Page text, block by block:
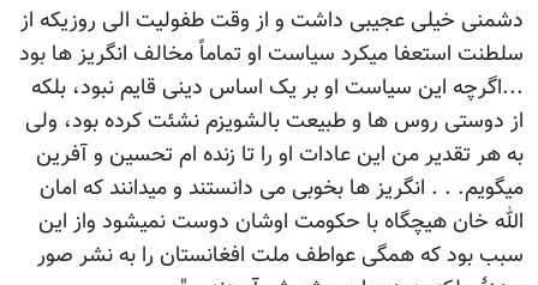
دشمنی خیلی عجیبی داشت و از وقت طفولیت الی روزیکه از
سلطنت استعفا میکرد سیاست او تماماً مخالف انگریز ها بود
...اگرچه این سیاست او بر یک اساس دینی قایم نبود، بلکه
از دوستی روس ها و طبیعت بالشویزم نشئت کرده بود، ولی
به هر تقدیر من این عادات او را تا زنده ام تحسین و آفرین
میگویم. . . انگریز ها بخوبی می دانستند و میدانند که امان
الله خان هیچگاه با حکومت اوشان دوست نمیشود واز این
سبب بود که همگی عواطف ملت افغانستان را به نشر صور